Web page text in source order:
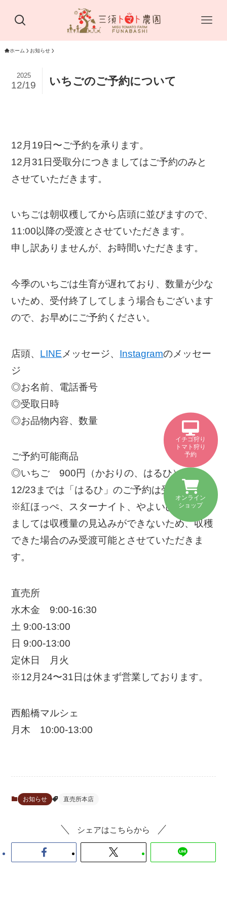
イチゴ狩り
トマト狩り
予約
オンライン
ショップ
ホーム お知らせ
いちごのご予約について
2025
12/19
12月19日〜ご予約を承ります。
12月31日受取分につきましてはご予約のみと
させていただきます。
いちごは朝収穫してから店頭に並びますので、
11:00以降の受渡とさせていただきます。
申し訳ありませんが、お時間いただきます。
今季のいちごは生育が遅れており、数量が少な
いため、受付終了してしまう場合もございます
ので、お早めにご予約ください。
店頭、 LINE メッセージ、 Instagramのメッセー
ジ
◎お名前、電話番号
◎受取日時
◎お品物内容、数量
ご予約可能商品
◎いちご 900円（かおりの、はるひ）
12/23までは「はるひ」のご予約は受付中止
※紅ほっぺ、スターナイト、やよいひめに関し
ましては収穫量の見込みができないため、収穫
できた場合のみ受渡可能とさせていただきま
す。
直売所
水木金 9:00-16:30
土 9:00-13:00
日 9:00-13:00
定休日 月火
※12月24〜31日は休まず営業しております。
西船橋マルシェ
月木 10:00-13:00
お知らせ 直売所本店
シェアはこちらから